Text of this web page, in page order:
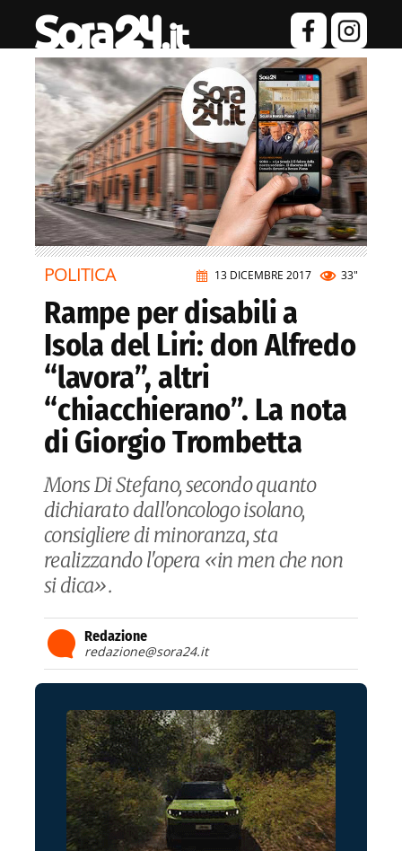
13 DICEMBRE 2017 33"
POLITICA
Rampe per disabili a
Isola del Liri: don Alfredo
“lavora”, altri
“chiacchierano”. La nota
di Giorgio Trombetta
Mons Di Stefano, secondo quanto
dichiarato dall'oncologo isolano,
consigliere di minoranza, sta
realizzando l'opera «in men che non
si dica».
Redazione
redazione@sora24.it